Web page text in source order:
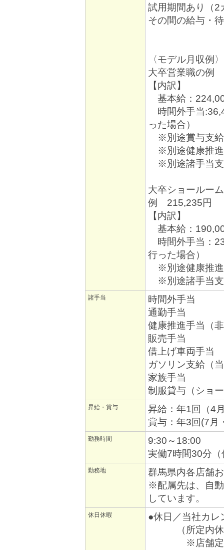
試用期間あり（2
その間の給与・
〈モデル月収例〉
大卒営業職の例
【内訳】
基本給：
時間外手当
った場合）
※別途賞与支給
※別途健康推進
※別途諸手当
大卒ショールー
例 215,235円
【内訳】
基本給：
時間外手当：
行った場合）
※別途健康推進
※別途諸手当
諸手当
時間外手当
通勤手当
健康推進手当（
販売手当
借上げ車両手当
ガソリン支給（
家族手当
制服貸与（ショ
昇給・賞与
昇給：年1回（4
賞与：年3回(7
勤務時間
9:30～18:00
実働7時間30分
勤務地
群馬県内各店舗
※配属先は、自
しています。
休日休暇
●休日／当社カレ
（所定内休暇
※店舗定休日